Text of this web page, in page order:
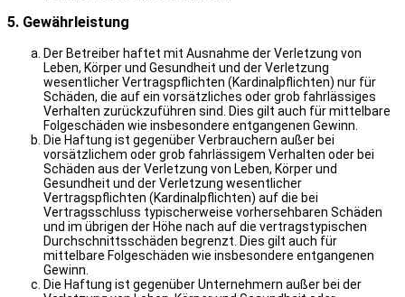
5. Gewährleistung
Der Betreiber haftet mit Ausnahme der Verletzung von
Leben, Körper und Gesundheit und der Verletzung
wesentlicher Vertragspflichten (Kardinalpflichten) nur für
Schäden, die auf ein vorsätzliches oder grob fahrlässiges
Verhalten zurückzuführen sind. Dies gilt auch für mittelbare
Folgeschäden wie insbesondere entgangenen Gewinn.
Die Haftung ist gegenüber Verbrauchern außer bei
vorsätzlichem oder grob fahrlässigem Verhalten oder bei
Schäden aus der Verletzung von Leben, Körper und
Gesundheit und der Verletzung wesentlicher
Vertragspflichten (Kardinalpflichten) auf die bei
Vertragsschluss typischerweise vorhersehbaren Schäden
und im übrigen der Höhe nach auf die vertragstypischen
Durchschnittsschäden begrenzt. Dies gilt auch für
mittelbare Folgeschäden wie insbesondere entgangenen
Gewinn.
Die Haftung ist gegenüber Unternehmern außer bei der